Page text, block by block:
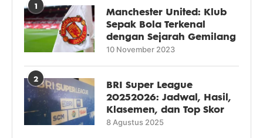
1
Manchester United: Klub
Sepak Bola Terkenal
dengan Sejarah Gemilang
10 November 2023
2
BRI Super League
20252026: Jadwal, Hasil,
Klasemen, dan Top Skor
8 Agustus 2025